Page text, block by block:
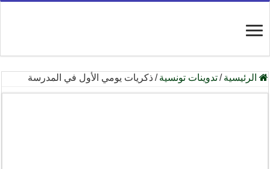
الرئيسية /تدوينات تونسية /ذكريات يومي الأول في المدرسة